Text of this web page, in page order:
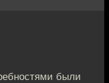
были